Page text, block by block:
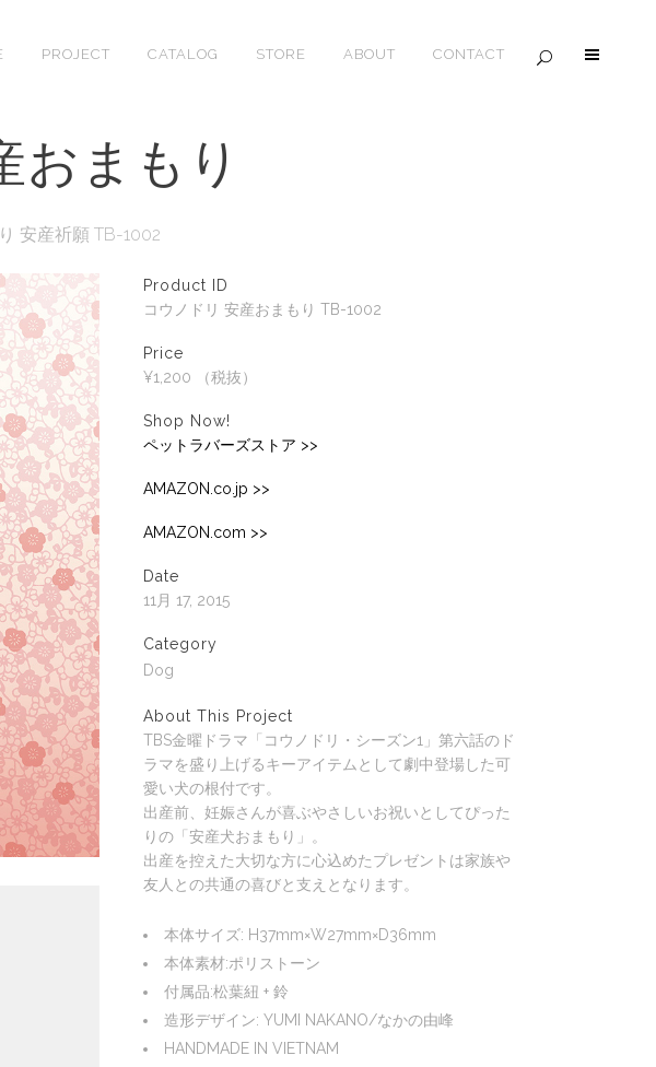
PROJECT CATALOG STORE ABOUT CONTACT
まもり
安産祈願 TB-1002
Product ID
コウノドリ 安産おまもり TB-1002
Price
¥1,200 （税抜）
Shop Now!
ペットラバーズストア >>
AMAZON.co.jp >>
AMAZON.com >>
Date
11月 17, 2015
Category
Dog
About This Project
TBS金曜ドラマ「コウノドリ・シーズン1」第六話のド
ラマを盛り上げるキーアイテムとして劇中登場した可
愛い犬の根付です。
出産前、妊娠さんが喜ぶやさしいお祝いとしてぴった
りの「安産犬おまもり」。
出産を控えた大切な方に心込めたプレゼントは家族や
友人との共通の喜びと支えとなります。
本体サイズ: H37mm×W27mm×D36mm
本体素材:ポリストーン
付属品:松葉紐 + 鈴
造形デザイン: YUMI NAKANO/なかの由峰
HANDMADE IN VIETNAM